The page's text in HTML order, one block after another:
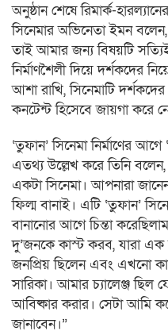
অনুষ্ঠান শেষে রিমার্ক-
সিনেমার অভিনেতা ইমন
তাই আমার জন্য বিষয়টি
নির্মাণশৈলী দিয়ে দর্শকদের
আশা রাখি, সিনেমাটি
কনটেন্ট হিসেবে জায়গা করে
‘তুফান’ সিনেমা নির্মাণের আগে
এতথ্য উল্লেখ করে তিনি
একটা সিনেমা। আপনারা
ফিল্ম বানাই। এটি ‘তুফান’
বানানোর আগে চিন্তা
দু’জনকে কাস্ট করব, যারা
জনপ্রিয় ছিলেন এবং এখনো
সারিকা। আমার চ্যালেঞ্জ
আবিষ্কার করার। সেটা আমি
জানাবেন।”